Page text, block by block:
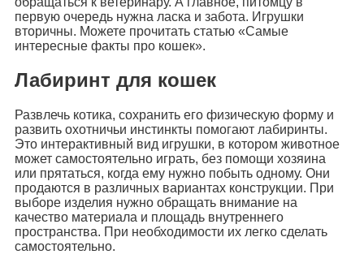
первую очередь нужна ласка и забота. Игрушки
вторичны. Можете прочитать статью «Самые
интересные факты про кошек».
Лабиринт для кошек
Развлечь котика, сохранить его физическую форму и
развить охотничьи инстинкты помогают лабиринты.
Это интерактивный вид игрушки, в котором животное
может самостоятельно играть, без помощи хозяина
или прятаться, когда ему нужно побыть одному. Они
продаются в различных вариантах конструкции. При
выборе изделия нужно обращать внимание на
качество материала и площадь внутреннего
пространства. При необходимости их легко сделать
самостоятельно.